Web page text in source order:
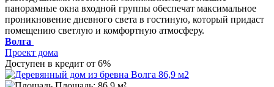
панорамные окна входной группы обеспечат максимальное
проникновение дневного света в гостиную, который придаст
помещению светлую и комфортную атмосферу.
Волга
Проект дома
Доступен в кредит от 6%